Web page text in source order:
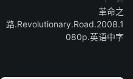
革命之
路.Revolutionary.Road.2008.1
080p.英语中字